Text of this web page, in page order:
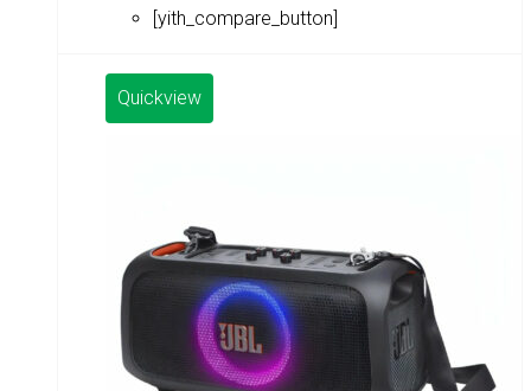
[yith_compare_button]
Quickview